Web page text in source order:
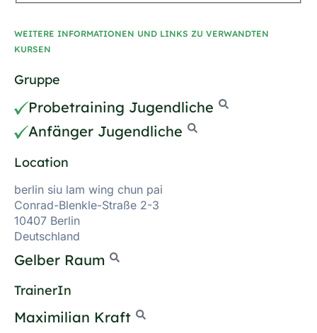
WEITERE INFORMATIONEN UND LINKS ZU VERWANDTEN
KURSEN
Gruppe
Probetraining Jugendliche
Anfänger Jugendliche
Location
berlin siu lam wing chun pai
Conrad-Blenkle-Straße 2-3
10407 Berlin
Deutschland
Gelber Raum
TrainerIn
Maximilian Kraft